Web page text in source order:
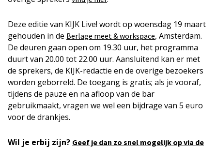
Deze editie van KIJK Live! wordt op woensdag 19 maart
gehouden in de Berlage meet & workspace, Amsterdam.
De deuren gaan open om 19.30 uur, het programma
duurt van 20.00 tot 22.00 uur. Aansluitend kan er met
de sprekers, de KIJK-redactie en de overige bezoekers
worden geborreld. De toegang is gratis; als je vooraf,
tijdens de pauze en na afloop van de bar
gebruikmaakt, vragen we wel een bijdrage van 5 euro
voor de drankjes.
Wil je erbij zijn? Geef je dan zo snel mogelijk op via de